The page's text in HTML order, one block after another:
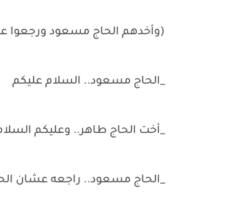
(وأخدهم الحاج مسعود ورجعوا
_الحاج مسعود.. السلام عليكم
_أخت الحاج طاهر.. وعليكم
_الحاج مسعود.. راجعه عشان